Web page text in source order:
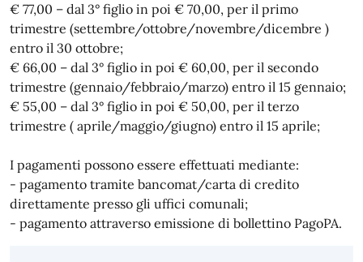
€ 77,00 – dal 3° figlio in poi € 70,00, per il primo
trimestre (settembre/ottobre/novembre/dicembre )
entro il 30 ottobre;
€ 66,00 – dal 3° figlio in poi € 60,00, per il secondo
trimestre (gennaio/febbraio/marzo) entro il 15 gennaio;
€ 55,00 – dal 3° figlio in poi € 50,00, per il terzo
trimestre ( aprile/maggio/giugno) entro il 15 aprile;
I pagamenti possono essere effettuati mediante:
- pagamento tramite bancomat/carta di credito
direttamente presso gli uffici comunali;
- pagamento attraverso emissione di bollettino PagoPA.